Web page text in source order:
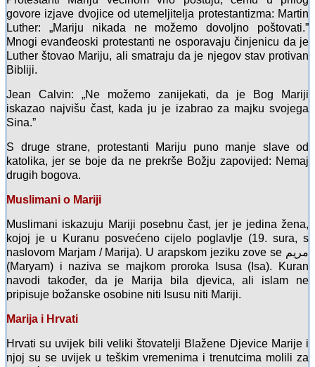
govore izjave dvojice od utemeljitelja protestantizma: Martin
Luther: „Mariju nikada ne možemo dovoljno poštovati.”
Mnogi evanđeoski protestanti ne osporavaju činjenicu da je
Luther štovao Mariju, ali smatraju da je njegov stav protivan
Bibliji.
Jean Calvin: „Ne možemo zanijekati, da je Bog Mariji
iskazao najvišu čast, kada ju je izabrao za majku svojega
Sina.”
S druge strane, protestanti Mariju puno manje slave od
katolika, jer se boje da ne prekrše Božju zapovijed: Nemaj
drugih bogova.
Muslimani o Mariji
Muslimani iskazuju Mariji posebnu čast, jer je jedina žena,
kojoj je u Kuranu posvećeno cijelo poglavlje (19. sura, s
naslovom Marjam / Marija). U arapskom jeziku zove se مريم
(Maryam) i naziva se majkom proroka Isusa (Isa). Kuran
navodi također, da je Marija bila djevica, ali islam ne
pripisuje božanske osobine niti Isusu niti Mariji.
Marija i Hrvati
Hrvati su uvijek bili veliki štovatelji Blažene Djevice Marije i
njoj su se uvijek u teškim vremenima i trenutcima molili za